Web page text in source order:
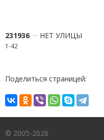
231936 НЕТ УЛИЦЫ
1-42
Поделиться страницей:
© 2005-2026